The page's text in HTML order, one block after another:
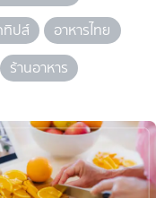
ปส์
อาหารไทย
ร้านอาหาร